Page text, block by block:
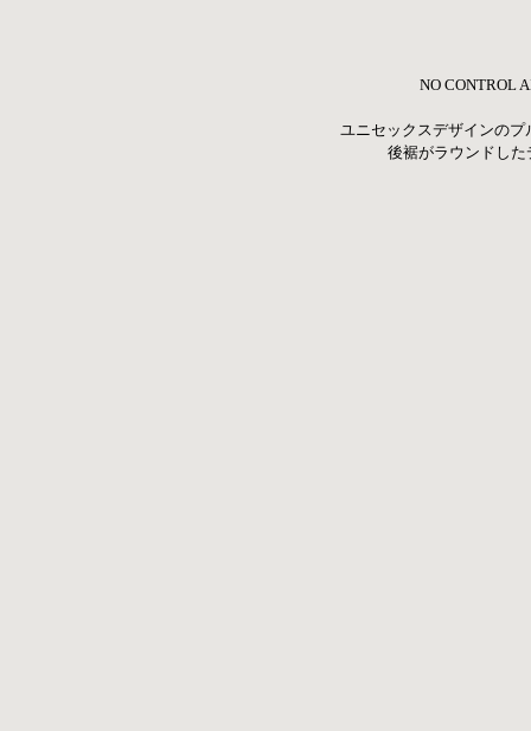
NO CONTROL
ユニセックスデザインの
後裾がラウンドし